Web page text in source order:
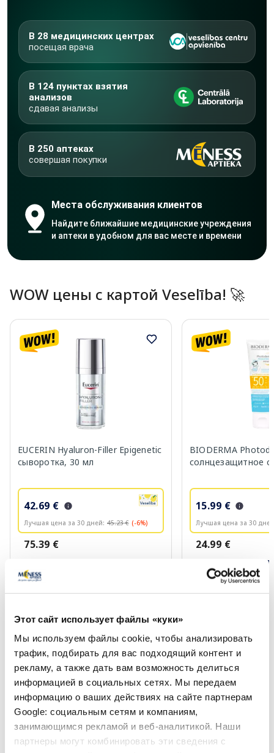
Этот сайт использует файлы «куки»
Мы используем файлы cookie, чтобы анализировать
трафик, подбирать для вас подходящий контент и
рекламу, а также дать вам возможность делиться
информацией в социальных сетях. Мы передаем
информацию о ваших действиях на сайте партнерам
Google: социальным сетям и компаниям,
занимающимся рекламой и веб-аналитикой. Наши
партнеры могут комбинировать эти сведения с
В 28 медицинских центрах
посещая врача
В 124 пунктах взятия
анализов
сдавая анализы
В 250 аптеках
совершая покупки
Места обслуживания клиентов
Найдите ближайшие медицинские учреждения
и аптеки в удобном для вас месте и времени
WOW цены с картой Veselība! 🚀
EUCERIN Hyaluron-Filler Epigenetic
сыворотка, 30 мл
42.69 €
Лучшая цена за 30 дней: 45.23 € (-6%)
75.39 €
BIODERMA
солнцезащитное
15.99 €
Лучшая цена за 30
24.99 €
В
Используйте пункты при
покупках на
e-menessaptieka.lv!
Часто задаваемые вопросы и ответы о пунктах
Сколько пунтков начисляется за